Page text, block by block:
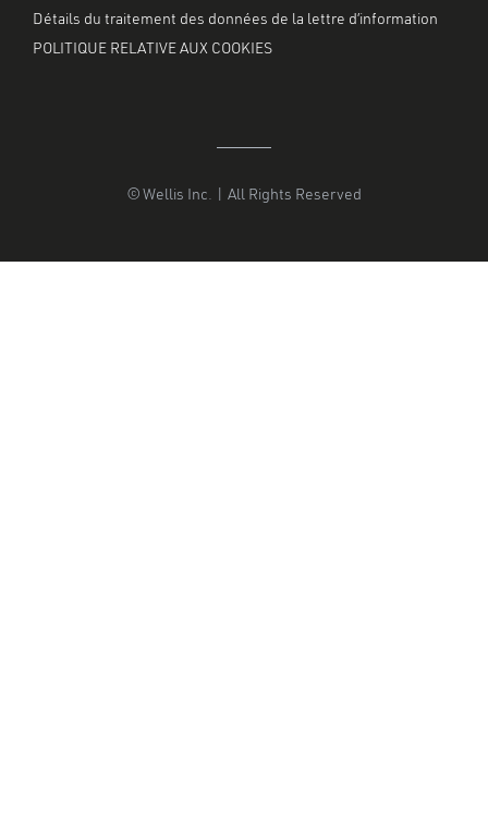
Détails du traitement des données de la lettre d’information
POLITIQUE RELATIVE AUX COOKIES
© Wellis Inc. | All Rights Reserved